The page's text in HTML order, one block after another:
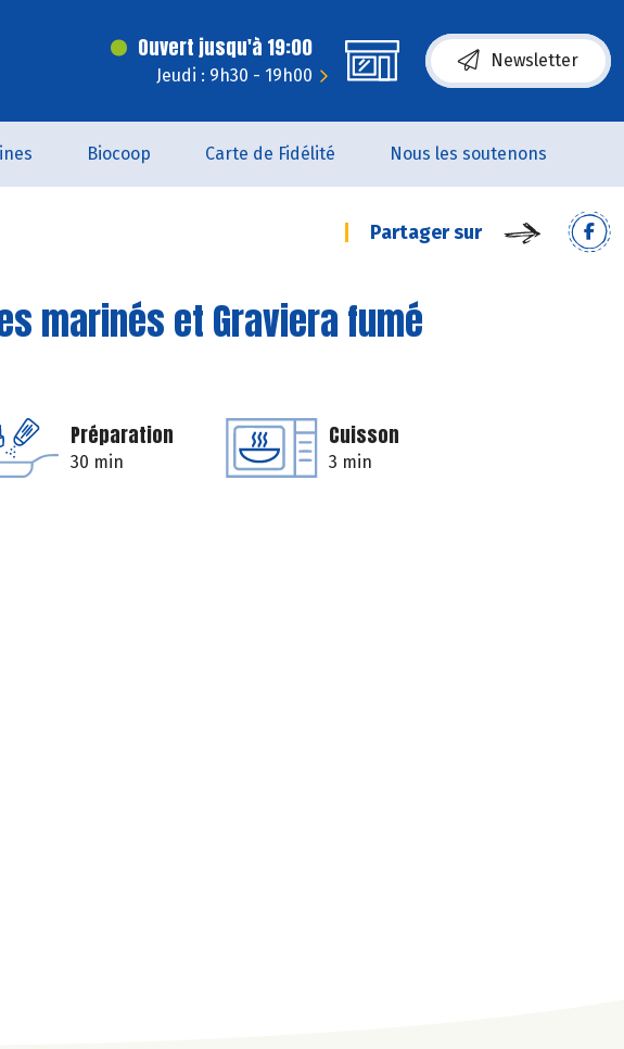
Ouvert jusqu'à 19:00
Jeudi : 9h30 - 19h00
Newsletter
Biocoop Carte de Fidélité Nous les soutenons
Partager sur
marinés et Graviera fumé
Préparation
30 min
Cuisson
3 min